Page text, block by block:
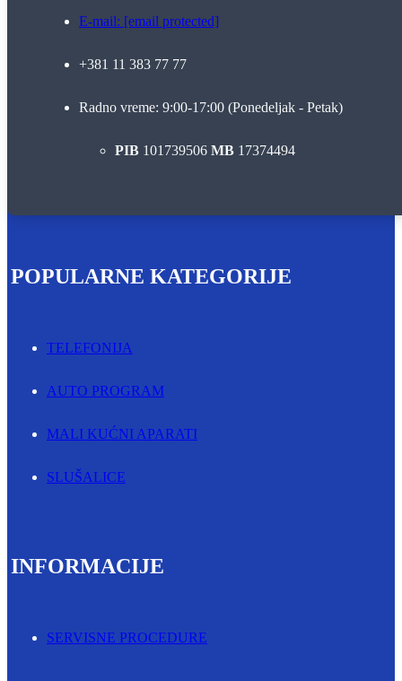
E-mail: [email protected]
+381 11 383 77 77
Radno vreme: 9:00-17:00 (Ponedeljak - Petak)
PIB 101739506 MB 17374494
POPULARNE KATEGORIJE
TELEFONIJA
AUTO PROGRAM
MALI KUĆNI APARATI
SLUŠALICE
INFORMACIJE
SERVISNE PROCEDURE